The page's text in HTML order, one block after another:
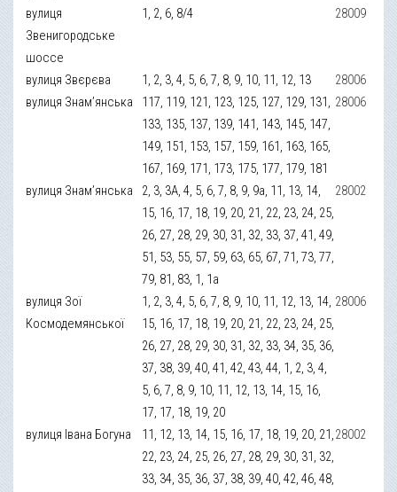
вулиця
Звенигородське
шоссе
1, 2, 6, 8/4 28009
вулиця Звєрєва 1, 2, 3, 4, 5, 6, 7, 8, 9, 10, 11, 12, 13
28006
вулиця Знам’янська
117, 119, 121, 123, 125, 127, 129, 131,
133, 135, 137, 139, 141, 143, 145, 147,
149, 151, 153, 157, 159, 161, 163, 165,
167, 169, 171, 173, 175, 177, 179, 181
28006
вулиця Знам’янська
2, 3, 3А, 4, 5, 6, 7, 8, 9, 9а, 11, 13, 14,
15, 16, 17, 18, 19, 20, 21, 22, 23, 24, 25,
26, 27, 28, 29, 30, 31, 32, 33, 37, 41, 49,
51, 53, 55, 57, 59, 63, 65, 67, 71, 73, 77,
79, 81, 83, 1, 1а
28002
вулиця Зої
Космодемянської
1, 2, 3, 4, 5, 6, 7, 8, 9, 10, 11, 12, 13, 14,
15, 16, 17, 18, 19, 20, 21, 22, 23, 24, 25,
26, 27, 28, 29, 30, 31, 32, 33, 34, 35, 36,
37, 38, 39, 40, 41, 42, 43, 44, 1, 2, 3, 4,
5, 6, 7, 8, 9, 10, 11, 12, 13, 14, 15, 16,
17, 17, 18, 19, 20
28006
вулиця Івана Богуна
11, 12, 13, 14, 15, 16, 17, 18, 19, 20, 21,
22, 23, 24, 25, 26, 27, 28, 29, 30, 31, 32,
33, 34, 35, 36, 37, 38, 39, 40, 42, 46, 48,
28002